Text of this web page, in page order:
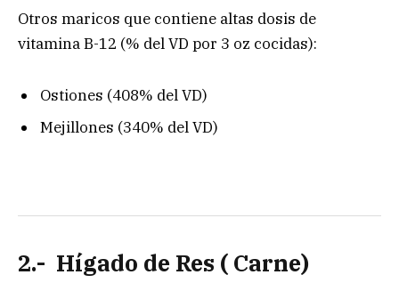
Otros maricos que contiene altas dosis de
vitamina B-12 (% del VD por 3 oz cocidas):
Ostiones (408% del VD)
Mejillones (340% del VD)
2.- Hígado de Res ( Carne)